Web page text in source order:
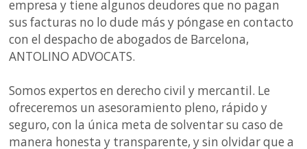
empresa y tiene algunos deudores que no pagan
sus facturas no lo dude más y póngase en contacto
con el despacho de abogados de Barcelona,
ANTOLINO ADVOCATS.
Somos expertos en derecho civil y mercantil. Le
ofreceremos un asesoramiento pleno, rápido y
seguro, con la única meta de solventar su caso de
manera honesta y transparente, y sin olvidar que a